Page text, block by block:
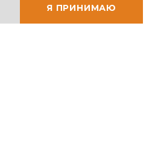
Я ПРИНИМАЮ